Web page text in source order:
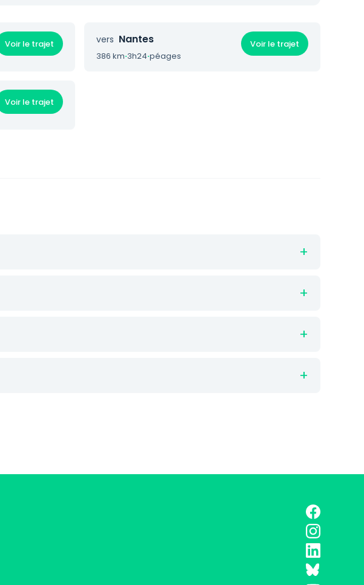
Voir le trajet vers Nantes
386 km·3h24·péages
Voir le trajet
Voir le trajet